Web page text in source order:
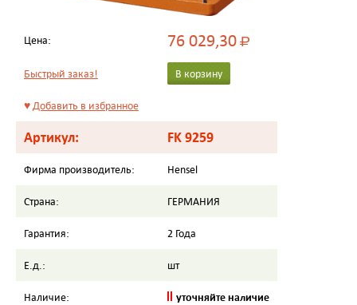
Цена: 76 029,30Р
Быстрый заказ! В корзину
♥Добавить в избранное
Артикул: FK 9259
Фирма производитель: Hensel
Страна: ГЕРМАНИЯ
Гарантия: 2 Года
Е.д.: шт
Наличие: уточняйте наличие